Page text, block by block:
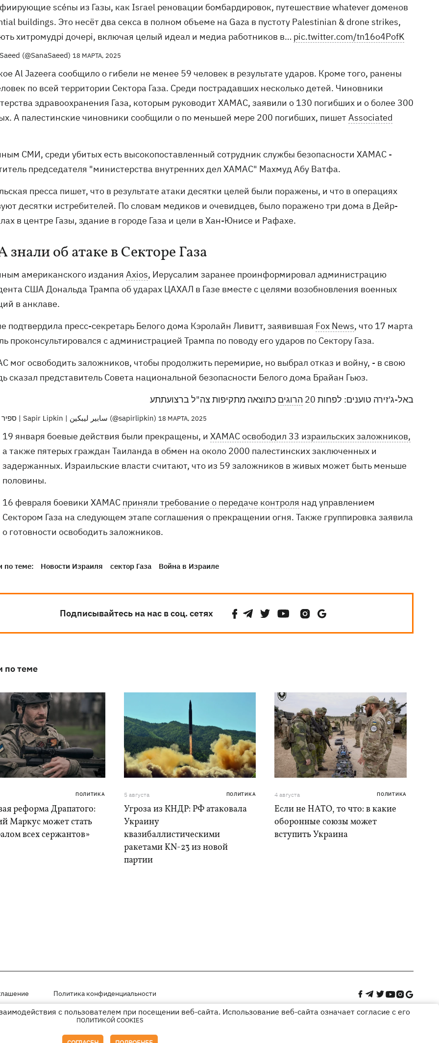
scénы из Газы, как Israel реновации бомбардировок, путешествие whatever доменов
buildings. Это несёт два секса в полном объеме на Gaza в пустоту Palestinian & drone strikes,
хитромудрі дочері, включая целый идеал и медиа работников в… pic.twitter.com/tn16o4PofK
(@SanaSaeed) 18 МАРТА, 2025
Al Jazeera сообщило о гибели не менее 59 человек в результате ударов. Кроме того, ранены
по всей территории Сектора Газа. Среди пострадавших несколько детей. Чиновники
здравоохранения Газа, которым руководит ХАМАС, заявили о 130 погибших и о более 300
А палестинские чиновники сообщили о по меньшей мере 200 погибших, пишетAssociated
СМИ, среди убитых есть высокопоставленный сотрудник службы безопасности ХАМАС -
председателя "министерства внутренних дел ХАМАС" Махмуд Абу Ватфа.
пресса пишет, что в результате атаки десятки целей были поражены, и что в операциях
десятки истребителей. По словам медиков и очевидцев, было поражено три дома в Дейр-
в центре Газы, здание в городе Газа и цели в Хан-Юнисе и Рафахе.
об атаке в Секторе Газа
американского издания Axios, Иерусалим заранее проинформировал администрацию
США Дональда Трампа об ударах ЦАХАЛ в Газе вместе с целями возобновления военных
в анклаве.
подтвердила пресс-секретарь Белого дома Кэролайн Ливитт, заявившая Fox News, что 17 марта
проконсультировался с администрацией Трампа по поводу его ударов по Сектору Газа.
мог освободить заложников, чтобы продолжить перемирие, но выбрал отказ и войну, - в свою
сказал представитель Совета национальной безопасности Белого дома Брайан Гьюз.
באל-ג'זירה טוענים: לפחות 20
הרוגים כתוצאה מתקיפות צה"ל ברצועתתע
— ספיר ליפקין | Sapir Lipkin | سابير ليبكين (@sapirlipkin) 18 МАРТА, 2025
19 января боевые действия были прекращены, и ХАМАС освободил 33 израильских заложников,
а также пятерых граждан Таиланда в обмен на около 2000 палестинских заключенных и
задержанных. Израильские власти считают, что из 59 заложников в живых может быть меньше
половины.
16 февраля боевики ХАМАС приняли требование о передаче контроля над управлением
Сектором Газа на следующем этапе соглашения о прекращении огня. Также группировка заявила
о готовности освободить заложников.
по теме: Новости Израиля сектор Газа Война в Израиле
Подписывайтесь на нас в соц. сетях
по теме
ПОЛИТИКА
реформа Драпатого:
Маркус может стать
всех сержантов»
5 августа ПОЛИТИКА
Угроза из КНДР: РФ атаковала
Украину
квазибаллистическими
ракетами KN-23 из новой
партии
4 августа ПОЛИТИКА
Если не НАТО, то что: в какие
оборонные союзы может
вступить Украина
Политика конфиденциальности
на правах рекламыс пользователем при посещении веб-сайта. Использование веб-сайта означает согласие с его
ПОЛИТИКОЙ COOKIES